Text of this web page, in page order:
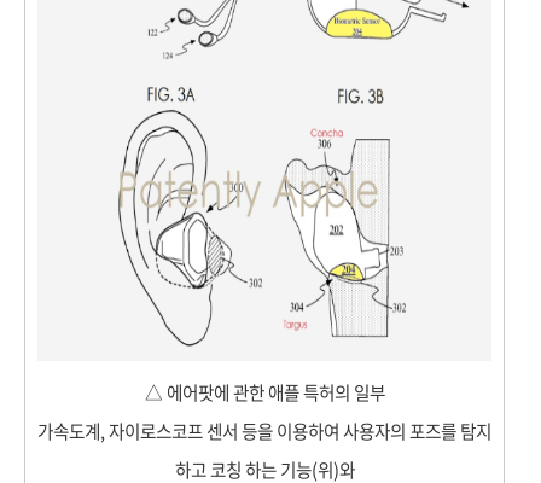
△ 에어팟에 관한 애플 특허의 일부
가속도계, 자이로스코프 센서 등을 이용하여 사용자의 포즈를 탐지
하고 코칭 하는 기능(위)와